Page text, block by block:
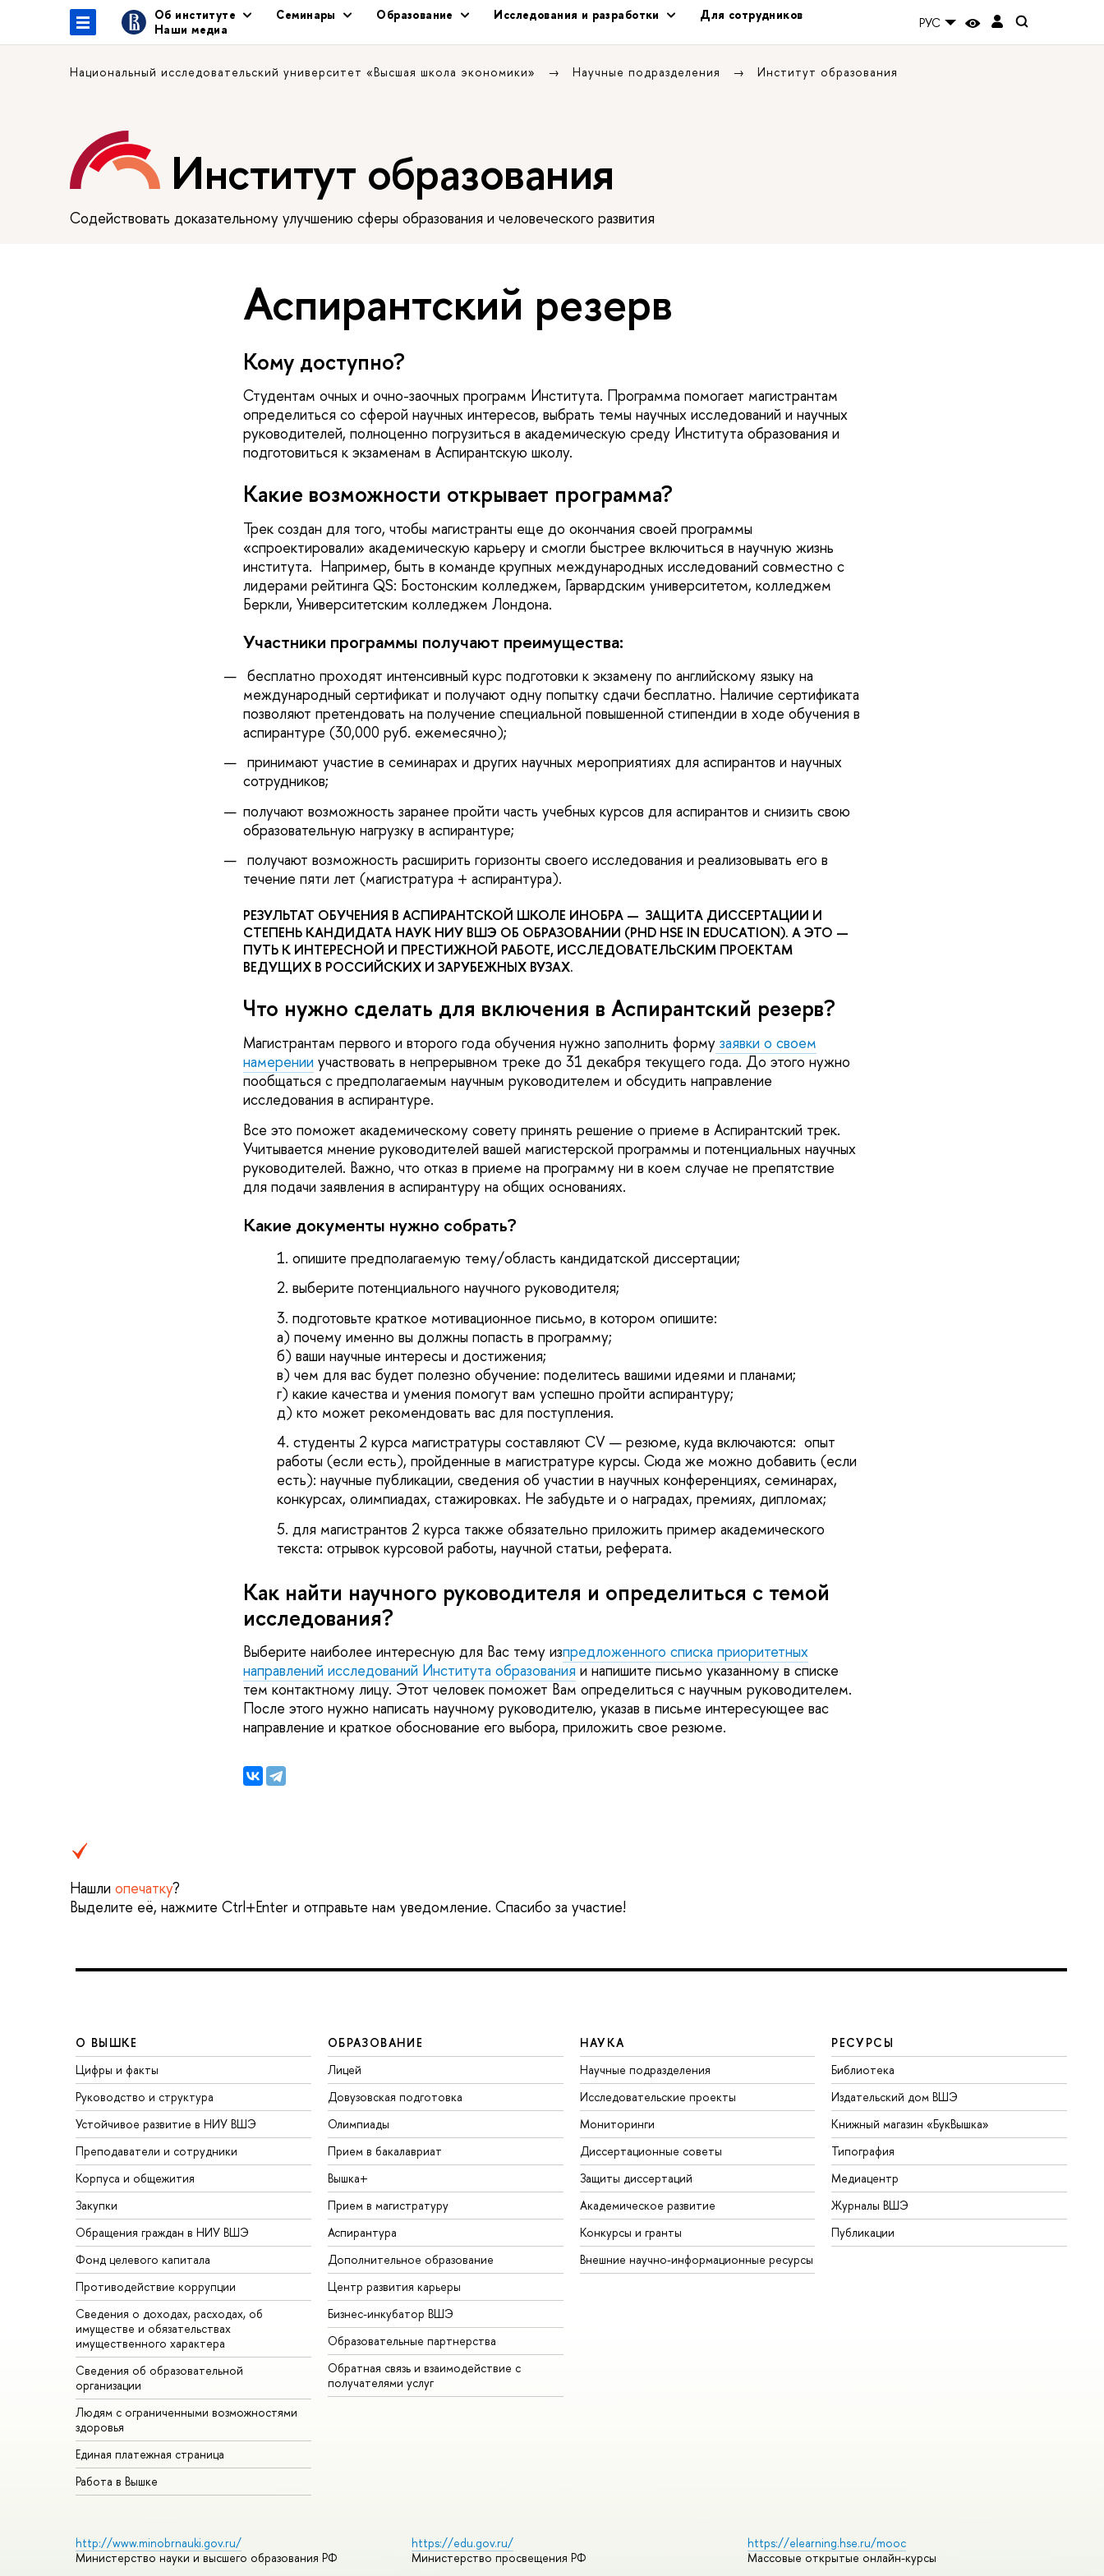
Об институте Семинары Образование Исследования и разработки
Для сотрудников
Наши медиа
РУС
Национальный исследовательский университет «Высшая школа экономики» Научные подразделения Институт образования
Институт образования
Содействовать доказательному улучшению сферы образования и человеческого развития
Аспирантский резерв
Кому доступно?
Студентам очных и очно-заочных программ Института. Программа помогает магистрантам
определиться со сферой научных интересов, выбрать темы научных исследований и научных
руководителей, полноценно погрузиться в академическую среду Института образования и
подготовиться к экзаменам в Аспирантскую школу.
Какие возможности открывает программа?
Трек создан для того, чтобы магистранты еще до окончания своей программы
«спроектировали» академическую карьеру и смогли быстрее включиться в научную жизнь
института. Например, быть в команде крупных международных исследований совместно с
лидерами рейтинга QS: Бостонским колледжем, Гарвардским университетом, колледжем
Беркли, Университетским колледжем Лондона.
Участники программы получают преимущества:
бесплатно проходят интенсивный курс подготовки к экзамену по английскому языку на
международный сертификат и получают одну попытку сдачи бесплатно. Наличие сертификата
позволяют претендовать на получение специальной повышенной стипендии в ходе обучения в
аспирантуре (30,000 руб. ежемесячно);
принимают участие в семинарах и других научных мероприятиях для аспирантов и научных
сотрудников;
получают возможность заранее пройти часть учебных курсов для аспирантов и снизить свою
образовательную нагрузку в аспирантуре;
получают возможность расширить горизонты своего исследования и реализовывать его в
течение пяти лет (магистратура + аспирантура).
РЕЗУЛЬТАТ ОБУЧЕНИЯ В АСПИРАНТСКОЙ ШКОЛЕ ИНОБРА — ЗАЩИТА ДИССЕРТАЦИИ И
СТЕПЕНЬ КАНДИДАТА НАУК НИУ ВШЭ ОБ ОБРАЗОВАНИИ (PHD HSE IN EDUCATION). А ЭТО —
ПУТЬ К ИНТЕРЕСНОЙ И ПРЕСТИЖНОЙ РАБОТЕ, ИССЛЕДОВАТЕЛЬСКИМ ПРОЕКТАМ
ВЕДУЩИХ В РОССИЙСКИХ И ЗАРУБЕЖНЫХ ВУЗАХ.
Что нужно сделать для включения в Аспирантский резерв?
Магистрантам первого и второго года обучения нужно заполнить формузаявки о своем
намерении участвовать в непрерывном треке до 31 декабря текущего года. До этого нужно
пообщаться с предполагаемым научным руководителем и обсудить направление
исследования в аспирантуре.
Все это поможет академическому совету принять решение о приеме в Аспирантский трек.
Учитывается мнение руководителей вашей магистерской программы и потенциальных научных
руководителей. Важно, что отказ в приеме на программу ни в коем случае не препятствие
для подачи заявления в аспирантуру на общих основаниях.
Какие документы нужно собрать?
опишите предполагаемую тему/область кандидатской диссертации;
выберите потенциального научного руководителя;
подготовьте краткое мотивационное письмо, в котором опишите:
а) почему именно вы должны попасть в программу;
б) ваши научные интересы и достижения;
в) чем для вас будет полезно обучение: поделитесь вашими идеями и планами;
г) какие качества и умения помогут вам успешно пройти аспирантуру;
д) кто может рекомендовать вас для поступления.
студенты 2 курса магистратуры составляют CV — резюме, куда включаются: опыт
работы (если есть), пройденные в магистратуре курсы. Сюда же можно добавить (если
есть): научные публикации, сведения об участии в научных конференциях, семинарах,
конкурсах, олимпиадах, стажировках. Не забудьте и о наградах, премиях, дипломах;
для магистрантов 2 курса также обязательно приложить пример академического
текста: отрывок курсовой работы, научной статьи, реферата.
Как найти научного руководителя и определиться с темой
исследования?
Выберите наиболее интересную для Вас тему изпредложенного списка приоритетных
направлений исследований Института образования и напишите письмо указанному в списке
тем контактному лицу. Этот человек поможет Вам определиться с научным руководителем.
После этого нужно написать научному руководителю, указав в письме интересующее вас
направление и краткое обоснование его выбора, приложить свое резюме.
Нашли опечатку?
Выделите её, нажмите Ctrl+Enter и отправьте нам уведомление. Спасибо за участие!
О ВЫШКЕ
Цифры и факты
Руководство и структура
Устойчивое развитие в НИУ ВШЭ
Преподаватели и сотрудники
Корпуса и общежития
Закупки
Обращения граждан в НИУ ВШЭ
Фонд целевого капитала
Противодействие коррупции
Сведения о доходах, расходах, об
имуществе и обязательствах
имущественного характера
Сведения об образовательной
организации
Людям с ограниченными возможностями
здоровья
Единая платежная страница
Работа в Вышке
ОБРАЗОВАНИЕ
Лицей
Довузовская подготовка
Олимпиады
Прием в бакалавриат
Вышка+
Прием в магистратуру
Аспирантура
Дополнительное образование
Центр развития карьеры
Бизнес-инкубатор ВШЭ
Образовательные партнерства
Обратная связь и взаимодействие с
получателями услуг
НАУКА
Научные подразделения
Исследовательские проекты
Мониторинги
Диссертационные советы
Защиты диссертаций
Академическое развитие
Конкурсы и гранты
Внешние научно-информационные ресурсы
РЕСУРСЫ
Библиотека
Издательский дом ВШЭ
Книжный магазин «БукВышка»
Типография
Медиацентр
Журналы ВШЭ
Публикации
http://www.minobrnauki.gov.ru/
Министерство науки и высшего образования РФ
https://edu.gov.ru/
Министерство просвещения РФ
https://elearning.hse.ru/mooc
Массовые открытые онлайн-курсы